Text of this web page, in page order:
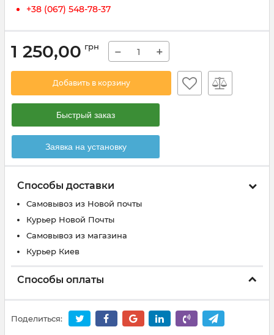
+38 (067) 548-78-37
1 250,00 грн − +
Добавить в корзину
Быстрый заказ
Заявка на установку
Способы доставки
Самовывоз из Новой почты
Курьер Новой Почты
Самовывоз из магазина
Курьер Киев
Способы оплаты
Поделиться: